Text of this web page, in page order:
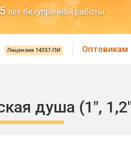
лет безупречной работы
Хлопушки и
Лицензия 14357-ПИ Оптовикам
душа (1",